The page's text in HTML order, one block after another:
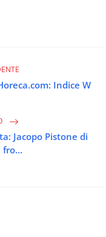
Indice W
Jacopo Pistone di
fro...